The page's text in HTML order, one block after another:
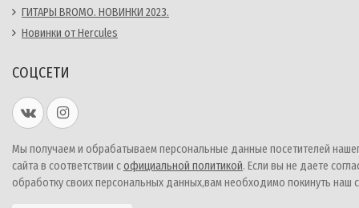
ГИТАРЫ BROMO. НОВИНКИ 2023.
Новинки от Hercules
СОЦСЕТИ
Мы получаем и обрабатываем персональные данные посетителей
сайта в соответствии софициальной политикой. Если вы не даете
обработку своих персональных данных,вам необходимо покинуть наш